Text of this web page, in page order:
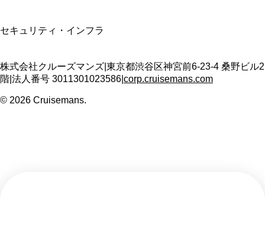
セキュリティ・インフラ
株式会社クルーズマンズ 東京都渋谷区神宮前6-23-4 桑野ビル2
階 法人番号 3011301023586 corp.cruisemans.com
© 2026 Cruisemans.